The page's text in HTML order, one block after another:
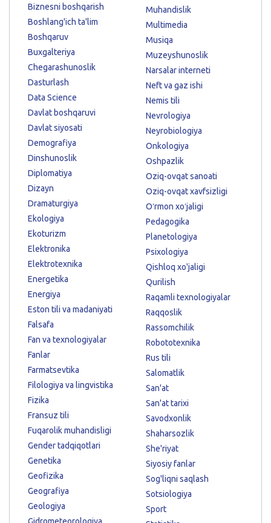
Biznesni boshqarish
Boshlang'ich ta'lim
Boshqaruv
Buxgalteriya
Chegarashunoslik
Dasturlash
Data Science
Davlat boshqaruvi
Davlat siyosati
Demografiya
Dinshunoslik
Diplomatiya
Dizayn
Dramaturgiya
Ekologiya
Ekoturizm
Elektronika
Elektrotexnika
Energetika
Energiya
Eston tili va madaniyati
Falsafa
Fan va texnologiyalar
Fanlar
Farmatsevtika
Filologiya va lingvistika
Fizika
Fransuz tili
Fuqarolik muhandisligi
Gender tadqiqotlari
Genetika
Geofizika
Geografiya
Geologiya
Muhandislik
Multimedia
Musiqa
Muzeyshunoslik
Narsalar interneti
Neft va gaz ishi
Nemis tili
Nevrologiya
Neyrobiologiya
Onkologiya
Oshpazlik
Oziq-ovqat sanoati
Oziq-ovqat xavfsizligi
Oʻrmon xoʻjaligi
Pedagogika
Planetologiya
Psixologiya
Qishloq xo'jaligi
Qurilish
Raqamli texnologiyalar
Raqqoslik
Rassomchilik
Robototexnika
Rus tili
Salomatlik
San'at
San'at tarixi
Savodxonlik
Shaharsozlik
She'riyat
Siyosiy fanlar
Sog'liqni saqlash
Sotsiologiya
Sport